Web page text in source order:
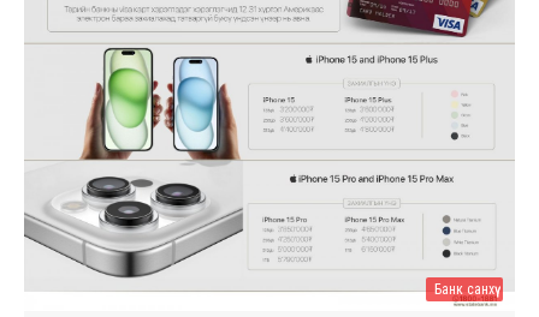
Банк санхүү